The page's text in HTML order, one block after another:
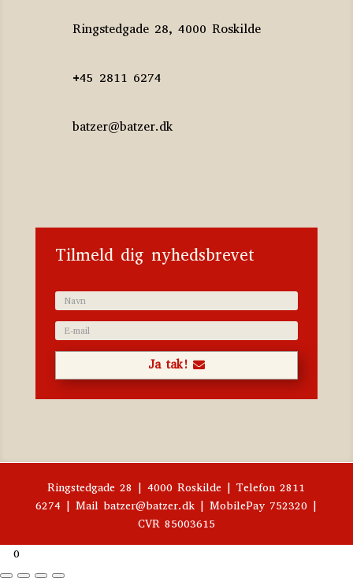
Ringstedgade 28, 4000 Roskilde
+45 2811 6274
batzer@batzer.dk
Tilmeld dig nyhedsbrevet
Ja tak!
Ringstedgade 28 | 4000 Roskilde | Telefon 2811
6274 | Mail batzer@batzer.dk | MobilePay 752320 |
CVR 85003615
0